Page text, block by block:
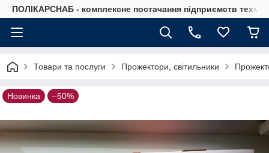
ПОЛІКАРСНАБ - комплексне постачання підприємств
Товари та послуги Прожектори, світильники
Новинка –50%